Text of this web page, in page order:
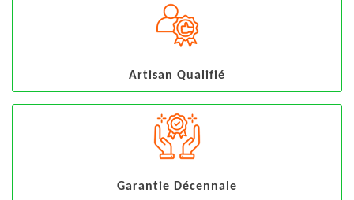
Artisan Qualifié
Garantie Décennale